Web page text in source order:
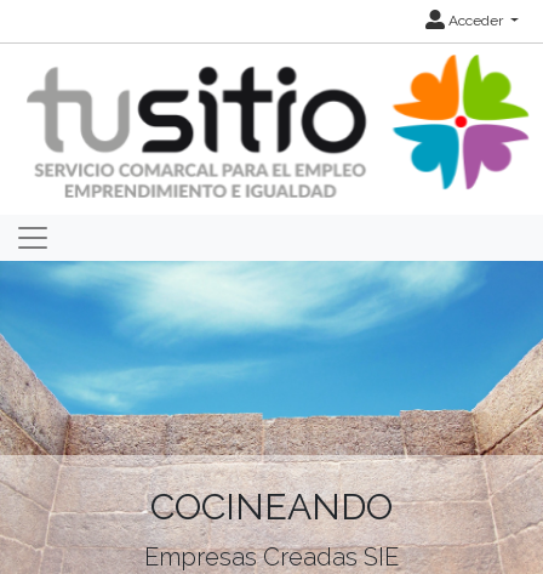
Acceder
COCINEANDO
Empresas Creadas SIE